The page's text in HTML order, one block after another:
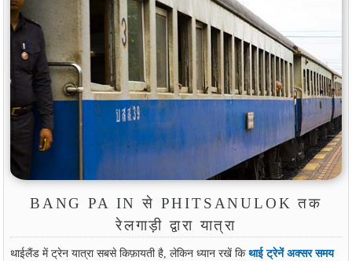
BANG PA IN से PHITSANULOK तक
रेलगाड़ी द्वारा यात्रा
थाईलैंड में ट्रेन यात्रा सबसे किफ़ायती है, लेकिन ध्यान रखें किथाई ट्रेनें अक्सर समय